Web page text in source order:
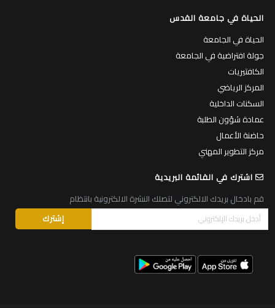
الحياة في جامعة القدس
الحياة في الجامعة
جولة افتراضية في الجامعة
الكافتيريات
المركز الرياضي
السكنات الداخلية
عمادة شؤون الطلبة
حاضنة الأعمال
مركز التطوير المهني
اشترك في القائمة البريدية
قم بادخال بريدك الالكتروني لتصلك النشرة الالكترونية بانتظام